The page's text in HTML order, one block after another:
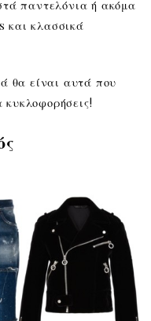
παντελόνια ή ακόμα
και κλασσικά
θα είναι αυτά που
κυκλοφορήσεις!